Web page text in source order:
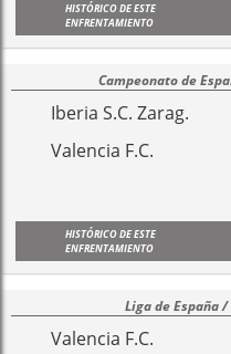
HISTÓRICO DE ESTE
ENFRENTAMIENTO
Campeonato de
Iberia S.C. Zarag.
Valencia F.C.
HISTÓRICO DE ESTE
ENFRENTAMIENTO
Liga de España
Valencia F.C.